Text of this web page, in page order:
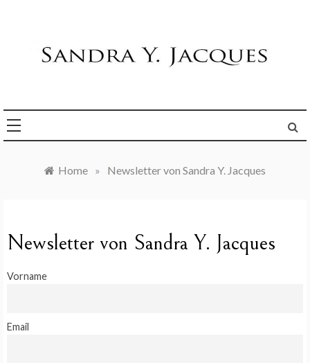
Home » Newsletter von Sandra Y. Jacques
Newsletter von Sandra Y. Jacques
Vorname
Email